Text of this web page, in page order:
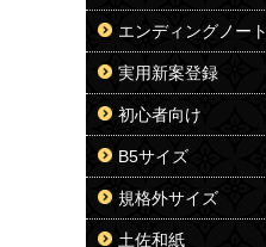
エンディングノート
実用新案登録
初心者向け
B5サイズ
規格外サイズ
土佐和紙